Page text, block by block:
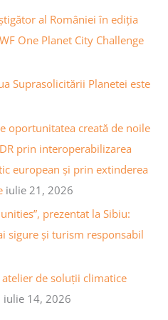
al României în ediția
One Planet City Challenge
Suprasolicitării Planetei este
oportunitatea creată de noile
prin interoperabilizarea
european și prin extinderea
iulie 21, 2026
prezentat la Sibiu:
sigure și turism responsabil
de soluții climatice
iulie 14, 2026